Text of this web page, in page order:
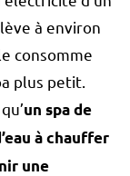
à environ
consomme
plus petit.
un spa de
à chauffer
une